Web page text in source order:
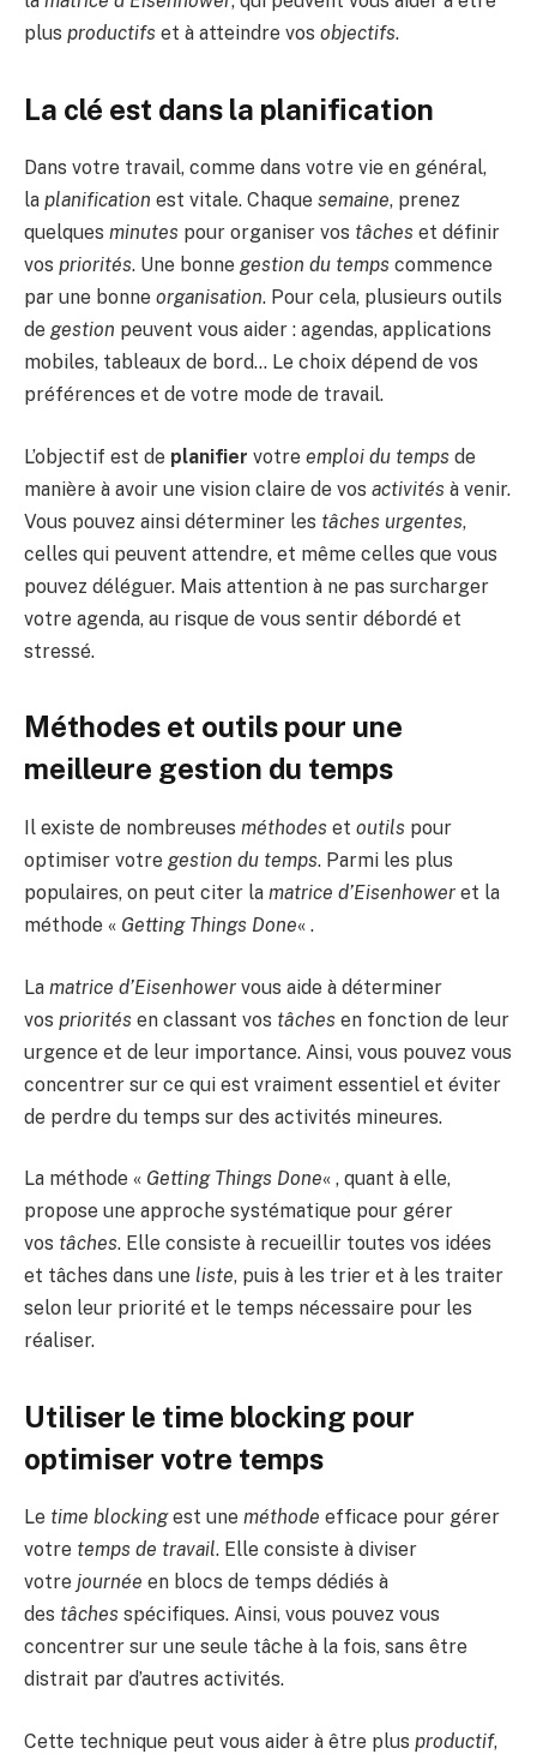
plus productifs et à atteindre vos objectifs.
La clé est dans la planification
Dans votre travail, comme dans votre vie en général,
la planification est vitale. Chaque semaine, prenez
quelques minutes pour organiser vos tâches et définir
vos priorités. Une bonne gestion du temps commence
par une bonne organisation. Pour cela, plusieurs outils
de gestion peuvent vous aider : agendas, applications
mobiles, tableaux de bord… Le choix dépend de vos
préférences et de votre mode de travail.
L’objectif est de planifier votre emploi du temps de
manière à avoir une vision claire de vos activités à venir.
Vous pouvez ainsi déterminer les tâches urgentes,
celles qui peuvent attendre, et même celles que vous
pouvez déléguer. Mais attention à ne pas surcharger
votre agenda, au risque de vous sentir débordé et
stressé.
Méthodes et outils pour une
meilleure gestion du temps
Il existe de nombreuses méthodes et outils pour
optimiser votre gestion du temps. Parmi les plus
populaires, on peut citer la matrice d’Eisenhower et la
méthode « Getting Things Done« .
La matrice d’Eisenhower vous aide à déterminer
vos priorités en classant vos tâches en fonction de leur
urgence et de leur importance. Ainsi, vous pouvez vous
concentrer sur ce qui est vraiment essentiel et éviter
de perdre du temps sur des activités mineures.
La méthode « Getting Things Done« , quant à elle,
propose une approche systématique pour gérer
vos tâches. Elle consiste à recueillir toutes vos idées
et tâches dans une liste, puis à les trier et à les traiter
selon leur priorité et le temps nécessaire pour les
réaliser.
Utiliser le time blocking pour
optimiser votre temps
Le time blockingest une méthode efficace pour gérer
votre temps de travail. Elle consiste à diviser
votre journée en blocs de temps dédiés à
des tâches spécifiques. Ainsi, vous pouvez vous
concentrer sur une seule tâche à la fois, sans être
distrait par d’autres activités.
Cette technique peut vous aider à être plus productif,